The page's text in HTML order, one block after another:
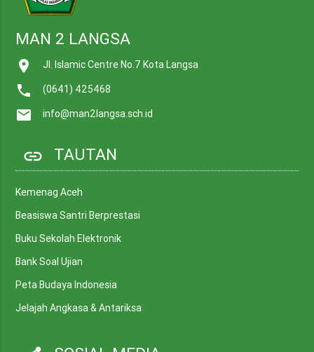
MAN 2 LANGSA
place Jl. Islamic Centre No.7 Kota Langsa
call (0641) 425468
mail info@man2langsa.sch.id
link TAUTAN
Kemenag Aceh
Beasiswa Santri Berprestasi
Buku Sekolah Elektronik
Bank Soal Ujian
Peta Budaya Indonesia
Jelajah Angkasa & Antariksa